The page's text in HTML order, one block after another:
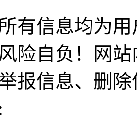
有信息均为
险自负！网
报信息、删